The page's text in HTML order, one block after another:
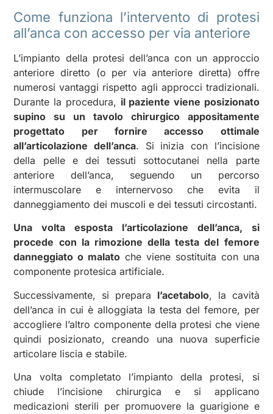
Come funziona l’intervento di protesi
all’anca con accesso per via anteriore
L’impianto della protesi dell’anca con un approccio
anteriore diretto (o per via anteriore diretta) offre
numerosi vantaggi rispetto agli approcci tradizionali.
Durante la procedura, il paziente viene posizionato
supino su un tavolo chirurgico appositamente
progettato per fornire accesso ottimale
all’articolazione dell’anca. Si inizia con l’incisione
della pelle e dei tessuti sottocutanei nella parte
anteriore dell’anca, seguendo un percorso
intermuscolare e internervoso che evita il
danneggiamento dei muscoli e dei tessuti circostanti.
Una volta esposta l’articolazione dell’anca, si
procede con la rimozione della testa del femore
danneggiato o malato che viene sostituita con una
componente protesica artificiale.
Successivamente, si prepara l’acetabolo, la cavità
dell’anca in cui è alloggiata la testa del femore, per
accogliere l’altro componente della protesi che viene
quindi posizionato, creando una nuova superficie
articolare liscia e stabile.
Una volta completato l’impianto della protesi, si
chiude l’incisione chirurgica e si applicano
medicazioni sterili per promuovere la guarigione e